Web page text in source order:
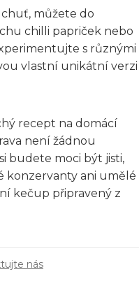
můžete do
chilli papriček nebo
s různými
vlastní unikátní verzi
recept na domácí
není žádnou
budete moci být jisti,
konzervanty ani umělé
kečup připravený z
nás